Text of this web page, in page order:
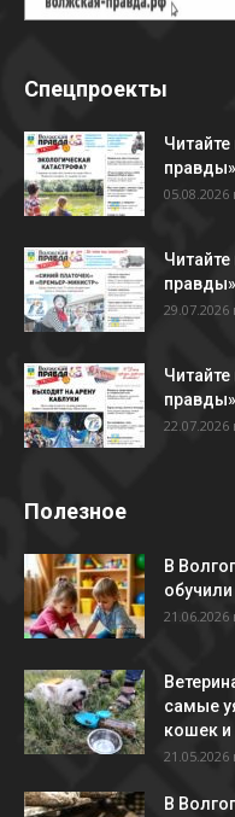
Спецпроекты
05.08.2026
29.07.2026
22.07.2026
Полезное
В
21.06.2026
самые
кошек и
21.05.2026
В